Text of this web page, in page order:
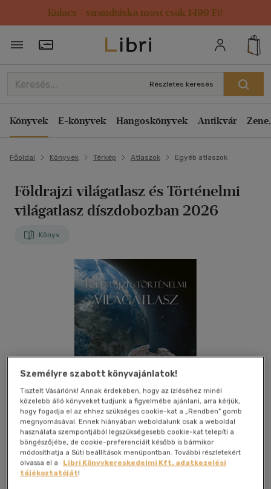
Kulacs / strandtáska most csak 1499 Ft!
Törzsvásárlói Kártya adatai
Részletes keresés
Könyvek E-könyvek Hangoskönyvek Antikvár
Főoldal Könyvek Térkép Atlaszok Egyéb atlaszok
Földrajzi világatlasz és Történelmi
világatlasz díszdobozban 2026
Könyv
Kívánságlistához adom Megosztom
Személyre szabott könyvajánlatok!
Tisztelt Vásárlónk! Annak érdekében, hogy az ízléséhez minél
közelebb álló könyveket tudjunk a figyelmébe ajánlani, arra kérjük,
hogy fogadja el az ehhez szükséges cookie-kat a „Rendben” gomb
megnyomásával. Ennek hiányában weboldalunk csak a weboldal
használata szempontjából legszükségesebb cookie-kat telepíti a
böngészőjébe, de cookie-preferenciáit később is bármikor
módosíthatja a Süti beállítások menüpontban. További részletekért
olvassa el a
Libri Könyvkereskedelmi Kft. adatkezelési
tájékoztatóját!